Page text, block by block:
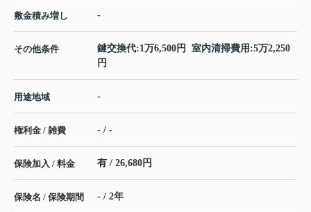
敷金積み増し -
その他条件
鍵交換代:1万6,500円 室内清掃費用:5万2,250
円
用途地域 -
権利金 / 雑費 - / -
保険加入 / 料金 有 / 26,680円
保険名 / 保険期間 - / 2年